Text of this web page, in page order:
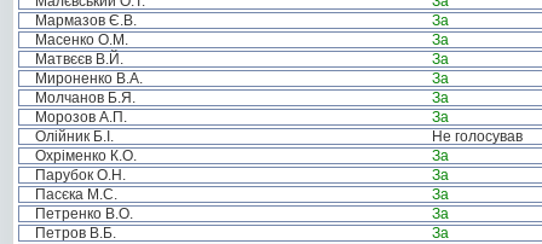
Мармазов Є.В.
За
Масенко О.М.
За
Матвєєв В.Й.
За
Мироненко В.А.
За
Молчанов Б.Я.
За
Морозов А.П.
За
Олійник Б.І.
Не голосував
Охріменко К.О.
За
Парубок О.Н.
За
Пасєка М.С.
За
Петренко В.О.
За
Петров В.Б.
За